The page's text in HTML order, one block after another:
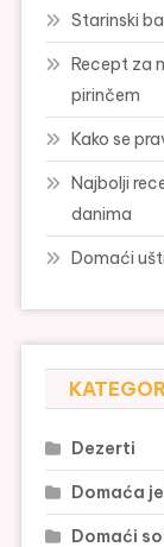
Starinski
Recept za
pirinčem
Kako se
Najbolji
danima
Domaći
Dezerti
Domaća
Domaći